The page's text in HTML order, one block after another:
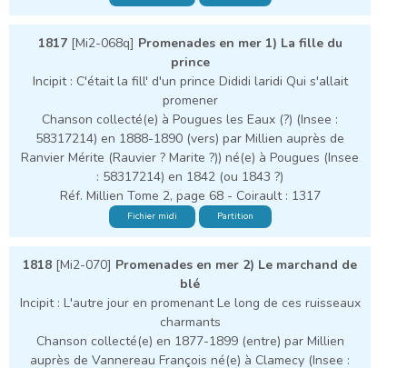
1817[Mi2-068q] Promenades en mer 1) La fille du
prince
Incipit : C'était la fill' d'un prince Dididi laridi Qui s'allait
promener
Chanson collecté(e) à Pougues les Eaux (?) (Insee :
58317214) en 1888-1890 (vers) par Millien auprès de
Ranvier Mérite (Rauvier ? Marite ?)) né(e) à Pougues (Insee
: 58317214) en 1842 (ou 1843 ?)
Réf. Millien Tome 2, page 68 - Coirault : 1317
Fichier midi Partition
1818 [Mi2-070] Promenades en mer 2) Le marchand de
blé
Incipit : L'autre jour en promenant Le long de ces ruisseaux
charmants
Chanson collecté(e) en 1877-1899 (entre) par Millien
auprès de Vannereau François né(e) à Clamecy (Insee :